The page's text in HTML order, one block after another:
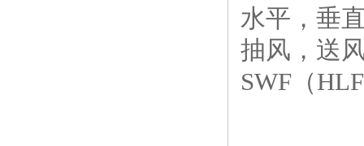
水平，垂
抽风，送
SWF（